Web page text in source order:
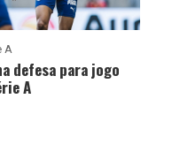
A
defesa para jogo
A